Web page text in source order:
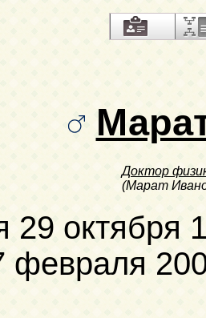
Доктор
(Марат
29 октября
февраля